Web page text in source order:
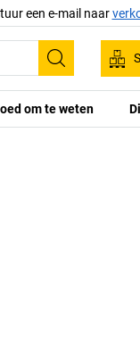
een e-mail naar
Zoeken
om te weten